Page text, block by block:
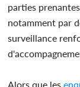
parties
notamment par
surveillance
Alors que les